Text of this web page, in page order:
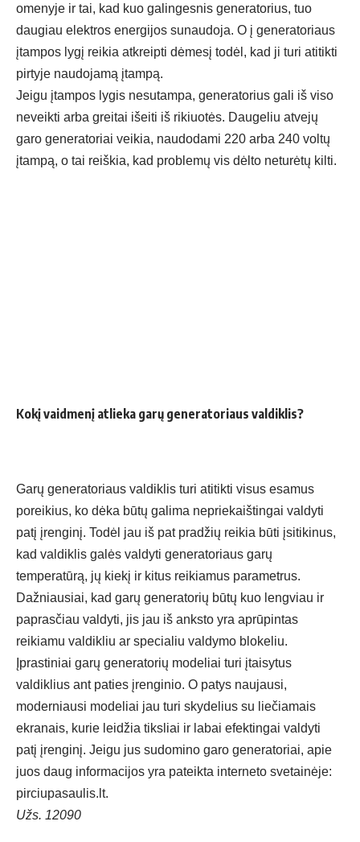
omenyje ir tai, kad kuo galingesnis generatorius, tuo
daugiau elektros energijos sunaudoja. O į generatoriaus
įtampos lygį reikia atkreipti dėmesį todėl, kad ji turi atitikti
pirtyje naudojamą įtampą.
Jeigu įtampos lygis nesutampa, generatorius gali iš viso
neveikti arba greitai išeiti iš rikiuotės. Daugeliu atvejų
garo generatoriai veikia, naudodami 220 arba 240 voltų
įtampą, o tai reiškia, kad problemų vis dėlto neturėtų kilti.
Kokį vaidmenį atlieka garų generatoriaus valdiklis?
Garų generatoriaus valdiklis turi atitikti visus esamus
poreikius, ko dėka būtų galima nepriekaištingai valdyti
patį įrenginį. Todėl jau iš pat pradžių reikia būti įsitikinus,
kad valdiklis galės valdyti generatoriaus garų
temperatūrą, jų kiekį ir kitus reikiamus parametrus.
Dažniausiai, kad garų generatorių būtų kuo lengviau ir
paprasčiau valdyti, jis jau iš anksto yra aprūpintas
reikiamu valdikliu ar specialiu valdymo blokeliu.
Įprastiniai garų generatorių modeliai turi įtaisytus
valdiklius ant paties įrenginio. O patys naujausi,
moderniausi modeliai jau turi skydelius su liečiamais
ekranais, kurie leidžia tiksliai ir labai efektingai valdyti
patį įrenginį. Jeigu jus sudomino garo generatoriai, apie
juos daug informacijos yra pateikta interneto svetainėje:
pirciupasaulis.lt.
Užs. 12090